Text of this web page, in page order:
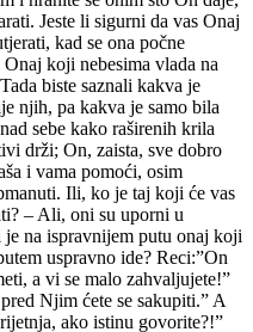
Jeste li sigurni da vas Onaj
kad se ona počne
koji nebesima vlada na
biste saznali kakva je
njih, pa kakva je samo bila
sebe kako raširenih krila
drži; On, zaista, sve dobro
i vama pomoći, osim
Ili, ko je taj koji će vas
– Ali, oni su uporni u
na ispravnijem putu onaj koji
uspravno ide? Reci:”On
a vi se malo zahvaljujete!”
Njim ćete se sakupiti.” A
ako istinu govorite?!”